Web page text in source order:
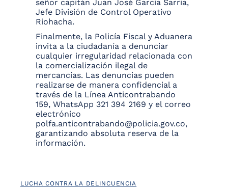
señor capitán Juan José García Sarria,
Jefe División de Control Operativo
Riohacha.
Finalmente, la Policía Fiscal y Aduanera
invita a la ciudadanía a denunciar
cualquier irregularidad relacionada con
la comercialización ilegal de
mercancías. Las denuncias pueden
realizarse de manera confidencial a
través de la Línea Anticontrabando
159, WhatsApp 321 394 2169 y el correo
electrónico
polfa.anticontrabando@policia.gov.co,
garantizando absoluta reserva de la
información.
LUCHA CONTRA LA DELINCUENCIA